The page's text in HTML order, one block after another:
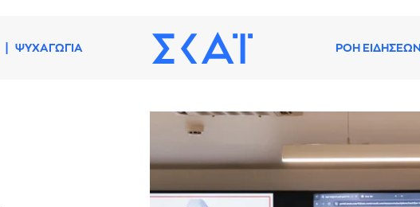
ΨΥΧΑΓΩΓΙΑ ΡΟΗ ΕΙΔΗΣΕΩΝ